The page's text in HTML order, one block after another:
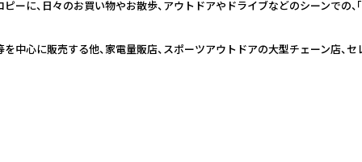
ピーに、日々のお買い物やお散歩、アウトドアやドライブなどのシーンでの
を中心に販売する他、家電量販店、スポーツアウトドアの大型チェーン店、